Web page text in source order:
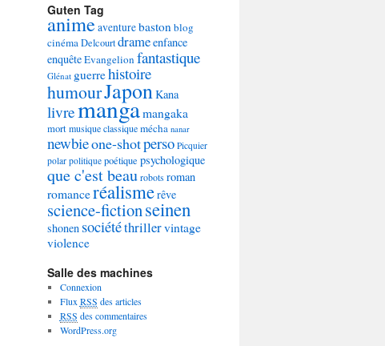
Guten Tag
animeaventurebaston blog
cinémaDelcourtdrameenfance
enquêteEvangelion fantastique
Glénat guerrehistoire
humourJapon Kana
livremangamangaka
mortmusique classiquemécha nanar
newbieone-shotperso Picquier
polar politique poétique psychologique
que c'est beaurobotsroman
romanceréalismerêve
science-fictionseinen
shonen sociététhrillervintage
violence
Salle des machines
Connexion
Flux RSS des articles
RSS des commentaires
WordPress.org